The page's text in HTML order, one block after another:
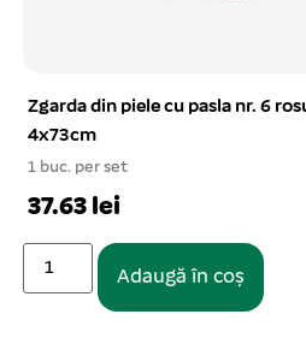
Zgarda din piele cu pasla nr. 6
4x73cm
1 buc. per set
37.63 lei
Adaugă în coș